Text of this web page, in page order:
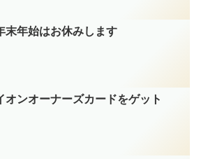
末年始はお休みします
オンオーナーズカードをゲット